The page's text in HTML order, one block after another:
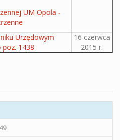
UM Opola -
Urzędowym
1438
16 czerwca
2015 r.